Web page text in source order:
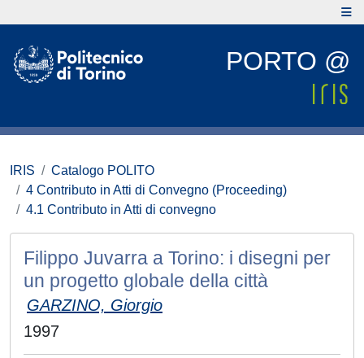
PORTO @
IRIS
Catalogo POLITO
4 Contributo in Atti di Convegno (Proceeding)
4.1 Contributo in Atti di convegno
Filippo Juvarra a Torino: i disegni per
un progetto globale della città
GARZINO, Giorgio
1997